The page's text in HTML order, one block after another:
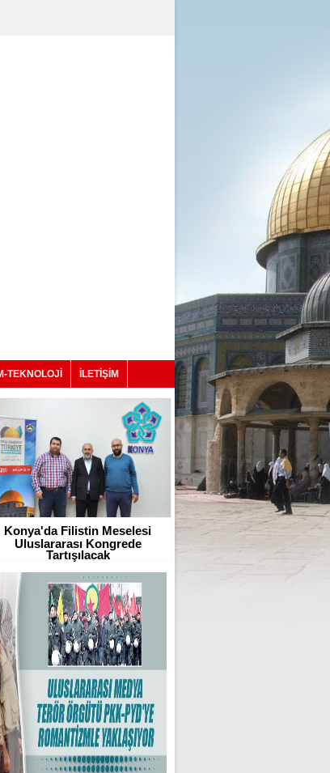
TEKNOLOJİ İLETİŞİM
Konya'da Filistin Meselesi
Uluslararası Kongrede
Tartışılacak